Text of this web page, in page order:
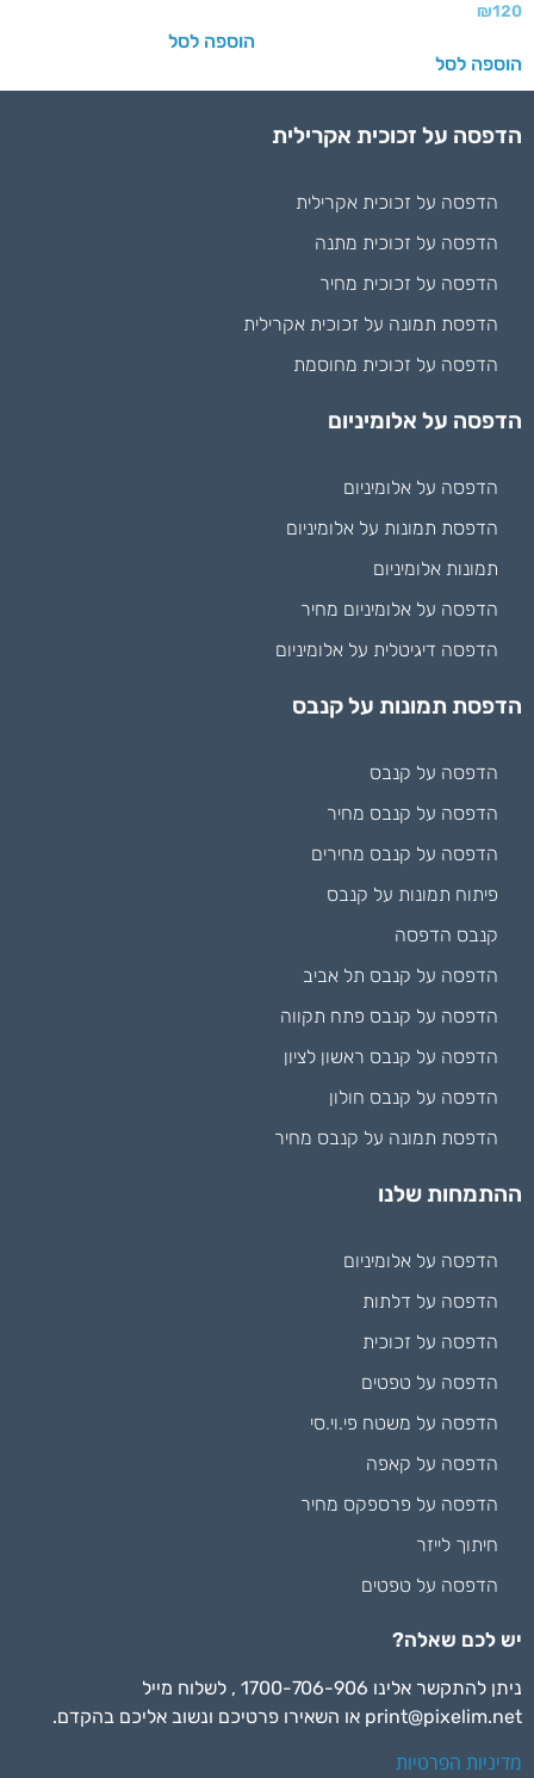
₪120
הוספה לסל
הוספה לסל
הדפסה על זכוכית אקרילית
הדפסה על זכוכית אקרילית
הדפסה על זכוכית מתנה
הדפסה על זכוכית מחיר
הדפסת תמונה על זכוכית אקרילית
הדפסה על זכוכית מחוסמת
הדפסה על אלומיניום
הדפסה על אלומיניום
הדפסת תמונות על אלומיניום
תמונות אלומיניום
הדפסה על אלומיניום מחיר
הדפסה דיגיטלית על אלומיניום
הדפסת תמונות על קנבס
הדפסה על קנבס
הדפסה על קנבס מחיר
הדפסה על קנבס מחירים
פיתוח תמונות על קנבס
קנבס הדפסה
הדפסה על קנבס תל אביב
הדפסה על קנבס פתח תקווה
הדפסה על קנבס ראשון לציון
הדפסה על קנבס חולון
הדפסת תמונה על קנבס מחיר
ההתמחות שלנו
הדפסה על אלומיניום
הדפסה על דלתות
הדפסה על זכוכית
הדפסה על טפטים
הדפסה על משטח פי.וי.סי
הדפסה על קאפה
הדפסה על פרספקס מחיר
חיתוך לייזר
הדפסה על טפטים
יש לכם שאלה?
ניתן להתקשר אלינו 1700-706-906 , לשלוח מייל
print@pixelim.net או השאירו פרטיכם ונשוב אליכם בהקדם.
מדיניות הפרטיות